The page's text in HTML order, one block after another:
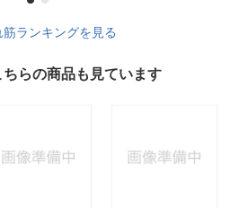
ランキングを見る
らの商品も見ています